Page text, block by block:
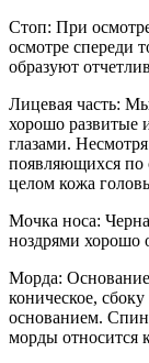
Стоп: При
осмотре спереди
образуют
Лицевая часть:
хорошо развитые
глазами.
появляющихся
целом кожа
Мочка носа:
ноздрями хорошо
Морда: Основание
коническое,
основанием.
морды относится